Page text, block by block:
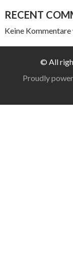
RECENT
Keine Kommentare
© All
Proudly